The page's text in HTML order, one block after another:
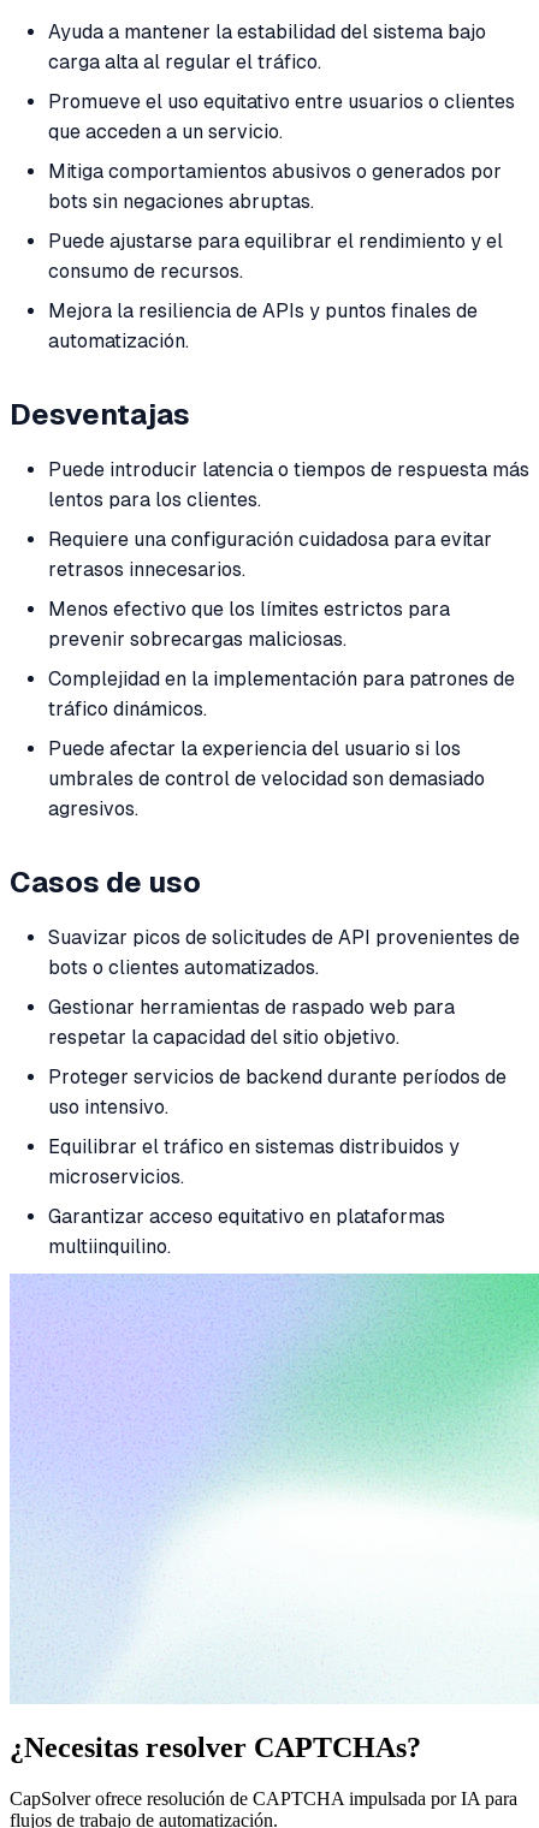
Ayuda a mantener la estabilidad del sistema bajo
carga alta al regular el tráfico.
Promueve el uso equitativo entre usuarios o clientes
que acceden a un servicio.
Mitiga comportamientos abusivos o generados por
bots sin negaciones abruptas.
Puede ajustarse para equilibrar el rendimiento y el
consumo de recursos.
Mejora la resiliencia de APIs y puntos finales de
automatización.
Desventajas
Puede introducir latencia o tiempos de respuesta más
lentos para los clientes.
Requiere una configuración cuidadosa para evitar
retrasos innecesarios.
Menos efectivo que los límites estrictos para
prevenir sobrecargas maliciosas.
Complejidad en la implementación para patrones de
tráfico dinámicos.
Puede afectar la experiencia del usuario si los
umbrales de control de velocidad son demasiado
agresivos.
Casos de uso
Suavizar picos de solicitudes de API provenientes de
bots o clientes automatizados.
Gestionar herramientas de raspado web para
respetar la capacidad del sitio objetivo.
Proteger servicios de backend durante períodos de
uso intensivo.
Equilibrar el tráfico en sistemas distribuidos y
microservicios.
Garantizar acceso equitativo en plataformas
multiinquilino.
¿Necesitas resolver CAPTCHAs?
CapSolver ofrece resolución de CAPTCHA impulsada por IA para
flujos de trabajo de automatización.